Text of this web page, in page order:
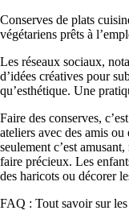
Conserves de plats
végétariens prêts à
Les réseaux sociaux,
d’idées créatives pour
qu’esthétique. Une
Faire des conserves,
ateliers avec des amis
seulement c’est
faire précieux. Les
des haricots ou décorer
FAQ : Tout savoir sur les